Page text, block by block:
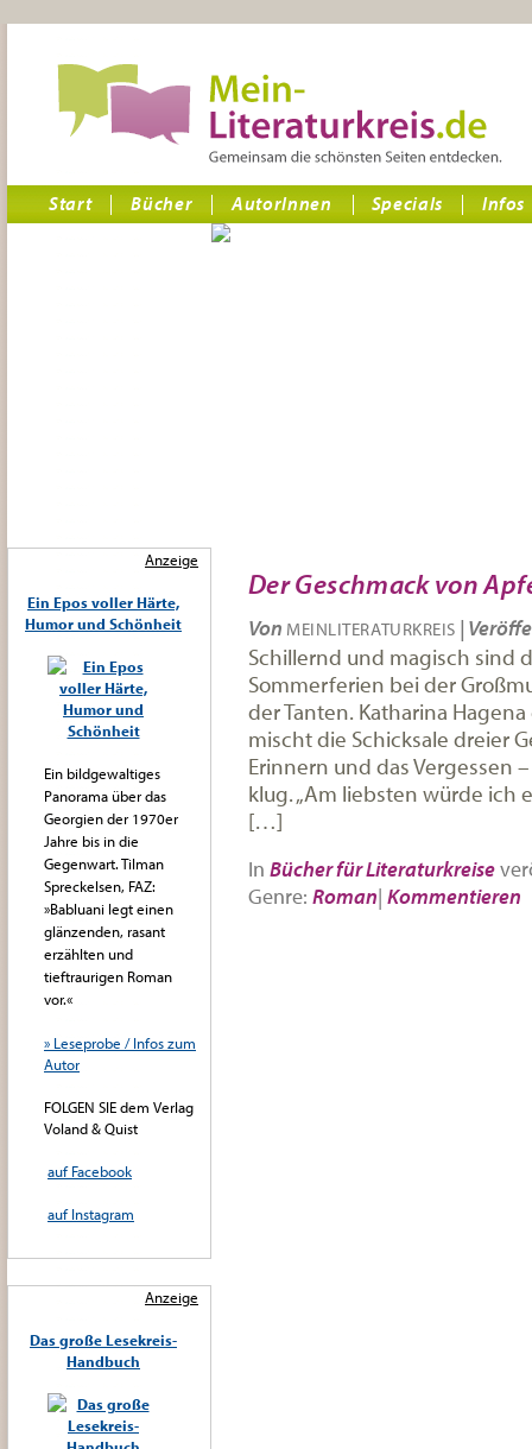
Start Bücher AutorInnen Specials Infos
Der Geschmack von
Von MEINLITERATURKREIS |
Schillernd und magisch sind
Sommerferien bei der
der Tanten. Katharina
mischt die Schicksale dreier
Erinnern und das Vergessen
klug. „Am liebsten würde ich
[…]
In Bücher für Literaturkreise
Genre: Roman| Kommentieren
Anzeige
Ein Epos voller Härte,
Humor und Schönheit
Ein bildgewaltiges
Panorama über das
Georgien der 1970er
Jahre bis in die
Gegenwart. Tilman
Spreckelsen, FAZ:
»Babluani legt einen
glänzenden, rasant
erzählten und
tieftraurigen Roman
vor.«
» Leseprobe / Infos zum
Autor
FOLGEN SIE dem Verlag
Voland & Quist
auf Facebook
auf Instagram
Anzeige
Das große Lesekreis-
Handbuch